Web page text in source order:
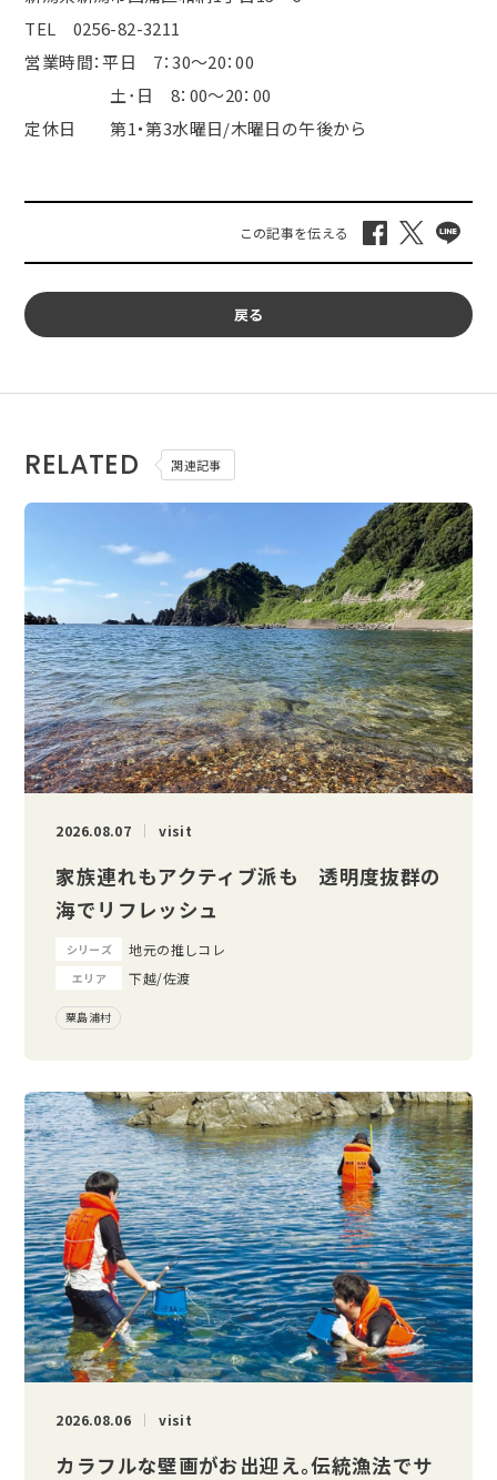
TEL 0256-82-3211
営業時間：平日 7：30～20：00
土･日 8： 00～20： 00
定休日 第1・第3水曜日/木曜日の午後から
戻る
RELATED 関連記事
2026.08.07 visit
家族連れもアクティブ派も 透明度抜群の
海でリフレッシュ
シリーズ 地元の推しコレ
エリア 下越/佐渡
粟島浦村
2026.08.06 visit
カラフルな壁画がお出迎え。伝統漁法でサ